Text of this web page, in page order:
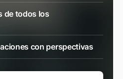
de todos los
con perspectivas